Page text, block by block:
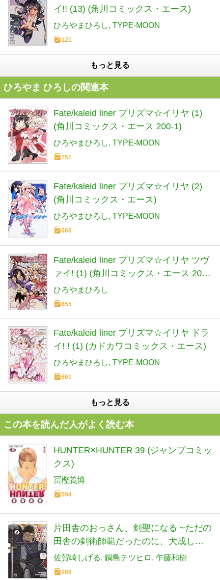
イ!! (13) (角川コミックス・エース)
ひろやまひろし TYPE-MOON
121
もっと見る
ひろやま ひろしの関連本
Fate/kaleid liner プリズマ☆イリヤ (1)
(角川コミックス・エース 200-1)
ひろやまひろし TYPE-MOON
751
Fate/kaleid liner プリズマ☆イリヤ (2)
(角川コミックス・エース)
ひろやまひろし TYPE-MOON
666
Fate/kaleid liner プリズマ☆イリヤ ツヴ
ァイ! (1) (角川コミックス・エース 200-
3)
ひろやまひろし
655
Fate/kaleid liner プリズマ☆イリヤ ドラ
イ! ! (1) (カドカワコミックス・エース)
ひろやまひろし TYPE-MOON
601
もっと見る
この本を読んだ人がよく読む本
HUNTER×HUNTER 39 (ジャンプコミッ
クス)
冨樫義博
594
片田舎のおっさん、剣聖になる ~ただの
田舎の剣術師範だったのに、大成した
弟子たちが俺を放ってくれない件~ 9 (9)
(ヤングチャンピオンコミックス)
佐賀崎しげる 鍋島テツヒロ 乍藤和樹
209